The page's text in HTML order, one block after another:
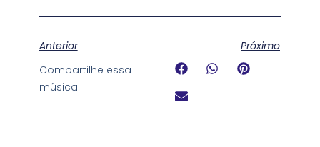
Anterior
Próximo
Compartilhe essa
música: